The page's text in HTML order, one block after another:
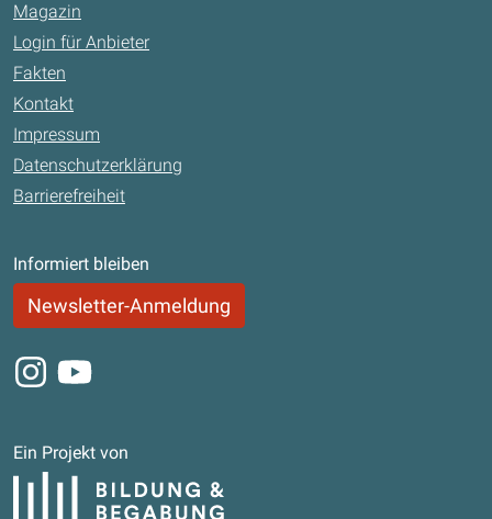
Magazin
Login für Anbieter
Fakten
Kontakt
Impressum
Datenschutzerklärung
Barrierefreiheit
Informiert bleiben
Newsletter-Anmeldung
Instagram
Youtube
Ein Projekt von
Bildung und Begabung